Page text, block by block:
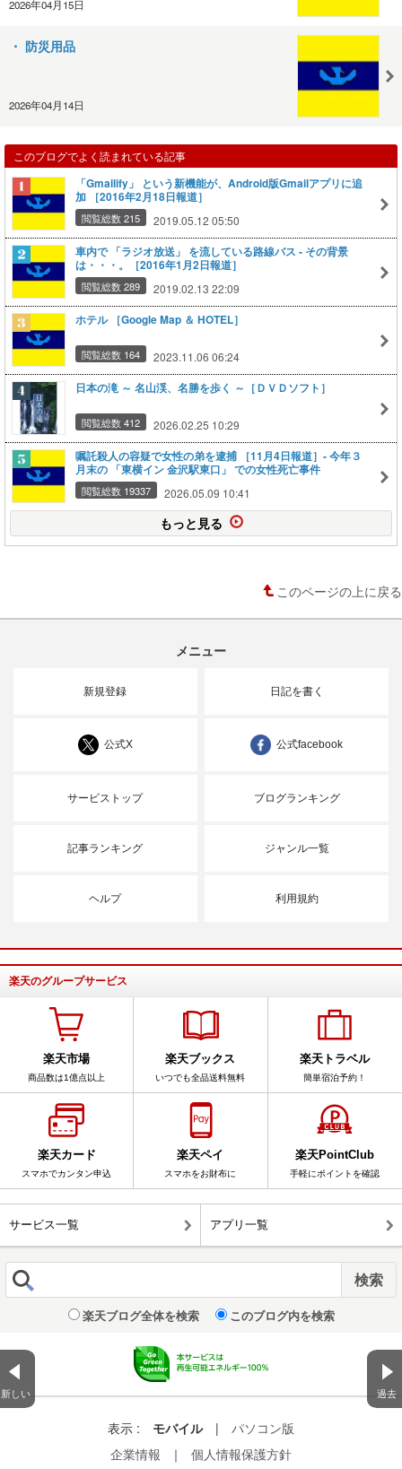
新しい 過去
2026年04月15日
・ 防災用品
2026年04月14日
このブログでよく読まれている記事
「Gmailify」 という新機能が、Android版Gmailアプリに追
加 ［2016年2月18日報道］
閲覧総数 215 2019.05.12 05:50
車内で 「ラジオ放送」 を流している路線バス ‐ その背景
は・・・。［2016年1月2日報道］
閲覧総数 289 2019.02.13 22:09
ホテル ［Google Map ＆ HOTEL］
閲覧総数 164 2023.11.06 06:24
日本の滝 ～ 名山渓、名勝を歩く ～［ＤＶＤソフト］
閲覧総数 412 2026.02.25 10:29
嘱託殺人の容疑で女性の弟を逮捕 ［11月4日報道］‐ 今年３
月末の 「東横イン 金沢駅東口」 での女性死亡事件
閲覧総数 19337 2026.05.09 10:41
もっと見る
このページの上に戻る
メニュー
新規登録 日記を書く
公式X 公式facebook
サービストップ ブログランキング
記事ランキング ジャンル一覧
ヘルプ 利用規約
楽天のグループサービス
楽天市場
商品数は1億点以上
楽天ブックス
いつでも全品送料無料
楽天トラベル
簡単宿泊予約！
楽天カード
スマホでカンタン申込
楽天ペイ
スマホをお財布に
楽天PointClub
手軽にポイントを確認
サービス一覧 アプリ一覧
楽天ブログ全体を検索 このブログ内を検索
表示 : モバイル |
パソコン版
企業情報
｜ 個人情報保護方針